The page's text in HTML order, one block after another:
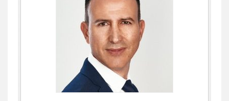
אייל בן שושן, עורך דין פלילי
פלילי מעצרים וחקירות פשיעה חמורה
נוער רישום פלילי
0522763105
עו"ד שלומי שרון
צבאי מעצרים וחקירות